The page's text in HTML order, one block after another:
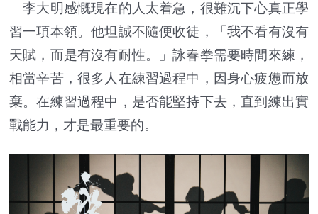
李大明感慨現在的人太着急，很難沉下心真正學
習一項本領。他坦誠不隨便收徒，「我不看有沒有
天賦，而是有沒有耐性。」詠春拳需要時間來練，
相當辛苦，很多人在練習過程中，因身心疲憊而放
棄。在練習過程中，是否能堅持下去，直到練出實
戰能力，才是最重要的。